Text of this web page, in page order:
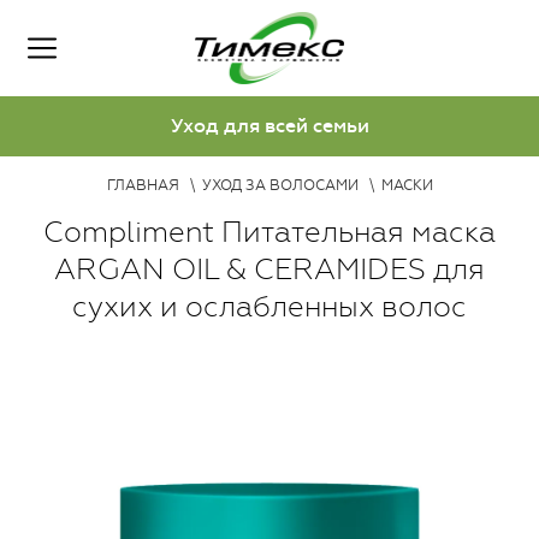
Уход для всей семьи
ГЛАВНАЯ УХОД ЗА ВОЛОСАМИ МАСКИ
Compliment Питательная маска
АRGAN OIL & CERAMIDES для
сухих и ослабленных волос